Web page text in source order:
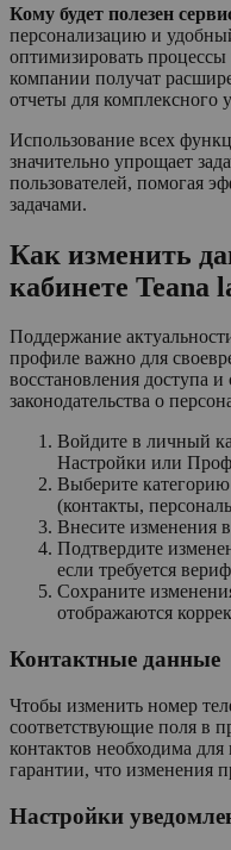
Кому будет полезен
персонализацию и
оптимизировать
компании получат
отчеты для комплексного
Использование всех
значительно упрощает
пользователей, помогая
задачами.
Как изменить
кабинете Teana
Поддержание
профиле важно для
восстановления доступа и
законодательства о
Войдите в личный
Настройки или
Выберите
(контакты,
Внесите изменения
Подтвердите
если требуется
Сохраните
отображаются
Контактные данные
Чтобы изменить номер
соответствующие поля в
контактов необходима
гарантии, что изменения
Настройки